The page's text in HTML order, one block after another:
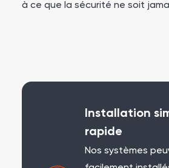
à ce que la sécurité ne soit
Installation
rapide
Nos systèmes